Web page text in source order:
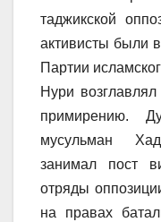
таджикской
активисты были
Партии
Нури
примирению.
мусульман
занимал пост
отряды
на правах